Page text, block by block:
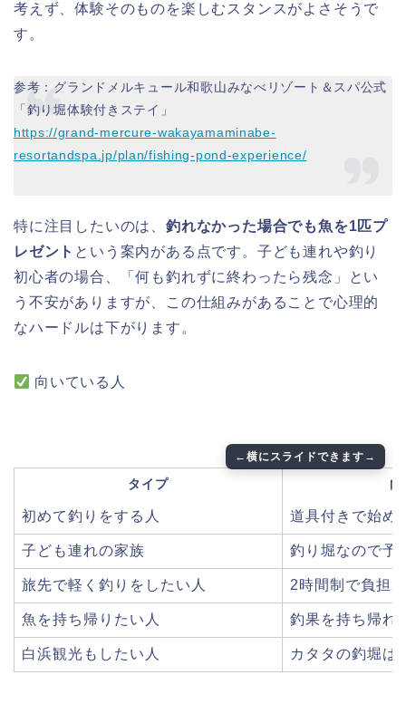
考えず、体験そのものを楽しむスタンスがよさそうで
す。
参考：グランドメルキュール和歌山みなべリゾート＆スパ公式
「釣り堀体験付きステイ」
https://grand-mercure-wakayamaminabe-
resortandspa.jp/plan/fishing-pond-experience/
特に注目したいのは、 釣れなかった場合でも魚を1匹プ
レゼント という案内がある点です。子ども連れや釣り
初心者の場合、「何も釣れずに終わったら残念」とい
う不安がありますが、この仕組みがあることで心理的
なハードルは下がります。
向いている人
タイプ
初めて釣りをする人 道具付きで始め
子ども連れの家族 釣り堀なので予
旅先で軽く釣りをしたい人 2時間制で負担
魚を持ち帰りたい人 釣果を持ち帰れ
白浜観光もしたい人 カタタの釣堀は